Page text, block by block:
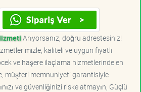
Arıyorsanız, doğru adrestesiniz!
kaliteli ve uygun fiyatlı
ve haşere ilaçlama hizmetlerinde en
müşteri memnuniyeti garantisiyle
ve güvenliğinizi riske atmayın, Güçlü